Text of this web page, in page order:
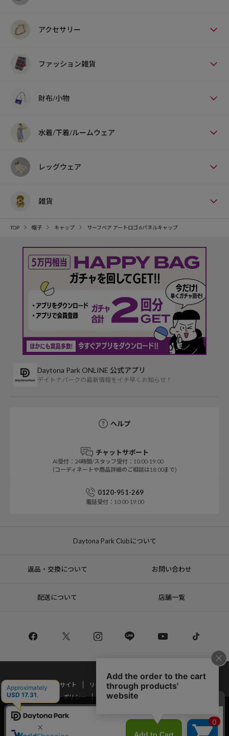
アクセサリー
ファッション雑貨
財布/小物
水着/下着/ルームウェア
レッグウェア
雑貨
TOP 帽子 キャップ サーフベア アートロゴ 6パネルキャップ
Daytona Park ONLINE 公式アプリ
デイトナパークの最新情報をイチ早くお知らせ！
ヘルプ
チャットサポート
AI受付：24時間/スタッフ受付：10:00-19:00
(コーディネートや商品詳細のご相談は18:00まで)
0120-951-269
電話受付：10:00-19:00
Daytona Park Clubについて
返品・交換について お問い合わせ
配送について 店舗一覧
コーポレートサイト リクルート
サステナブルマークについて
プライバシーポリシー
特定商取引法・古物営業法に基づく表記
Copyright © DAYTONA INTERNATIONAL Co.,Ltd All Rights Reserved.
当サイトでは利用体験の向上およびコンテンツの最適な提供、トラフィック
の分析を目的としてCookieを使用しています。
サイトの閲覧を継続された場合、Cookieの利用に同意したことものといたし